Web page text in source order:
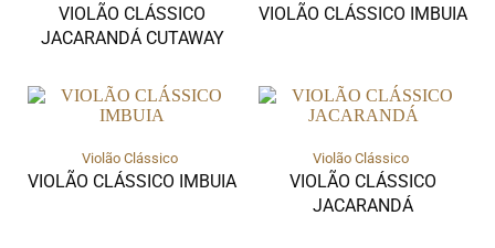
VIOLÃO CLÁSSICO
JACARANDÁ CUTAWAY
VIOLÃO CLÁSSICO IMBUIA
Violão Clássico
VIOLÃO CLÁSSICO IMBUIA
Violão Clássico
VIOLÃO CLÁSSICO
JACARANDÁ